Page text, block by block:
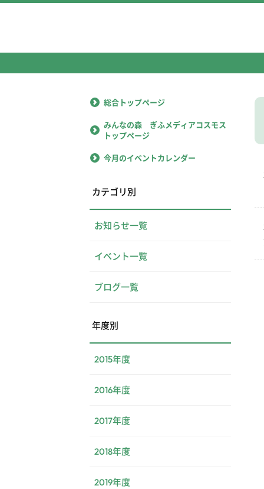
総合トップページ
みんなの森 ぎふメディアコスモス
トップページ
今月のイベントカレンダー
カテゴリ別
お知らせ一覧
イベント一覧
ブログ一覧
年度別
2015年度
2016年度
2017年度
2018年度
2019年度